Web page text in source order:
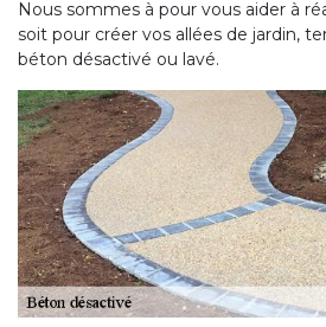
Nous sommes à pour vous aider à
soit pour créer vos allées de jardin,
béton désactivé ou lavé.